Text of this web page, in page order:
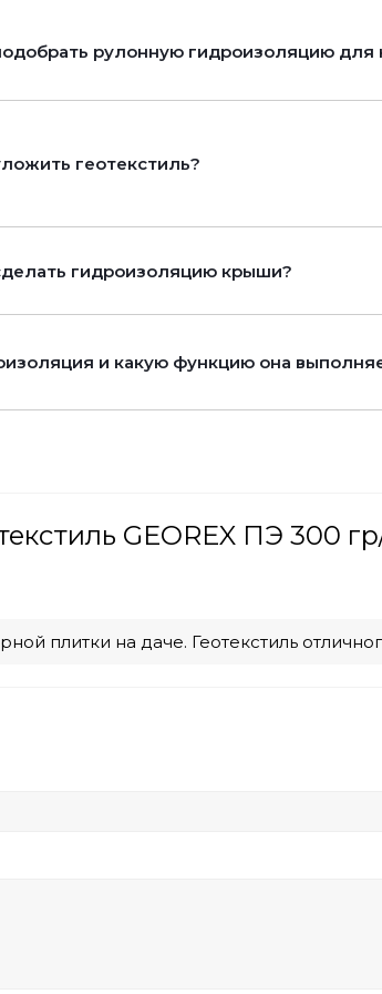
рулонную гидроизоляцию для
геотекстиль?
гидроизоляцию крыши?
и какую функцию она
GEOREX ПЭ 300
плитки на даче. Геотекстиль